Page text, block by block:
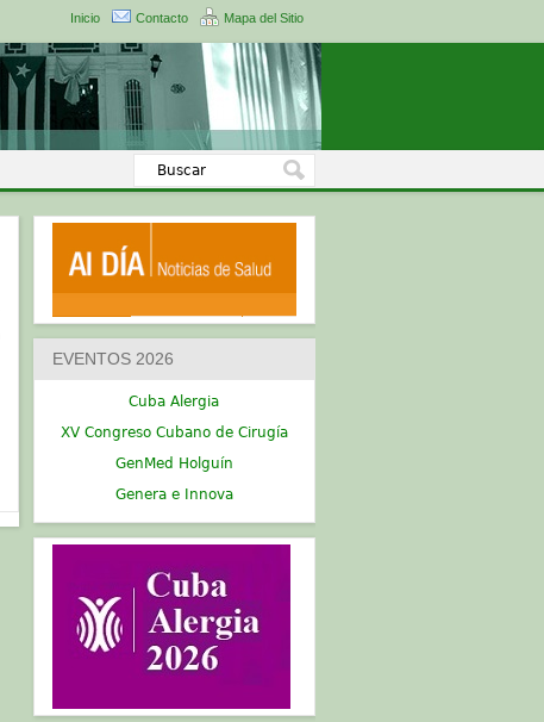
Inicio Contacto Mapa del Sitio
EVENTOS 2026
Cuba Alergia
XV Congreso Cubano de Cirugía
GenMed Holguín
Genera e Innova